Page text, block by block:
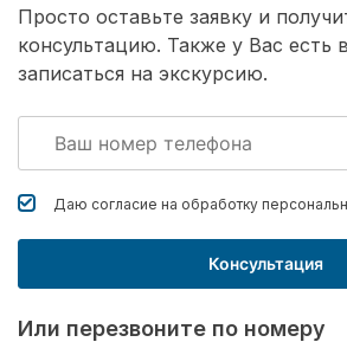
Просто оставьте заявку и
консультацию. Также у Вас есть
записаться на экскурсию.
Даю согласие на обработку
Консультация
Или перезвоните по номеру